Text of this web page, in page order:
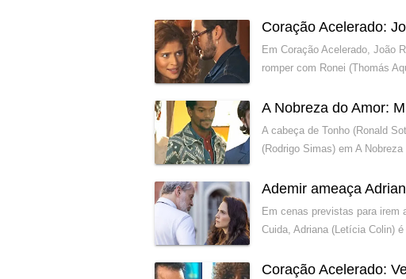
Coração Acelerado:
Em Coração Acelerado, João
romper com Ronei (Thomás
A Nobreza do Amor:
A cabeça de Tonho (Ronald
(Rodrigo Simas) em A
Ademir ameaça
Em cenas previstas para irem
Cuida, Adriana (Letícia Colin)
Coração Acelerado: